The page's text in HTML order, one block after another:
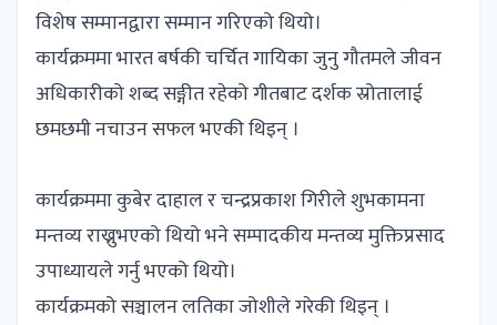
विशेष सम्मानद्वारा सम्मान गरिएको थियो।
कार्यक्रममा भारत बर्षकी चर्चित गायिका जुनु गौतमले जीवन
अधिकारीको शब्द सङ्गीत रहेको गीतबाट दर्शक स्रोतालाई
छमछमी नचाउन सफल भएकी थिइन् ।
कार्यक्रममा कुबेर दाहाल र चन्द्रप्रकाश गिरीले शुभकामना
मन्तव्य राख्नुभएको थियो भने सम्पादकीय मन्तव्य मुक्तिप्रसाद
उपाध्यायले गर्नु भएको थियो।
कार्यक्रमको सञ्चालन लतिका जोशीले गरेकी थिइन् ।